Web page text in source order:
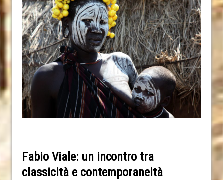
Fabio Viale: un incontro tra
classicità e contemporaneità